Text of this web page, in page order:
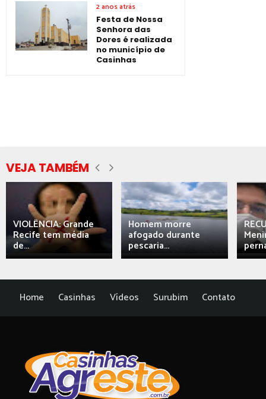
2 anos atrás
Festa de Nossa
Senhora das
Dores é realizada
no município de
Casinhas
VEJA TAMBÉM
VIOLÊNCIA: Grande
Recife tem média
de...
Homem morre
afogado durante
pescaria...
Home Casinhas Vídeos Surubim Contato